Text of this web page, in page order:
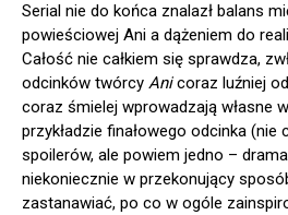
Serial nie do końca znalazł balans
powieściowej Ani a dążeniem do
Całość nie całkiem się sprawdza,
odcinków twórcy Anicoraz luźniej
coraz śmielej wprowadzają własne
przykładzie finałowego odcinka
spoilerów, ale powiem jedno –
niekoniecznie w przekonujący
zastanawiać, po co w ogóle